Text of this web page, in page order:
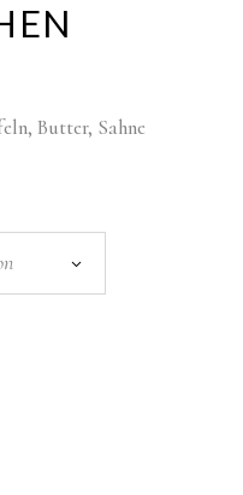
Butter, Sahne